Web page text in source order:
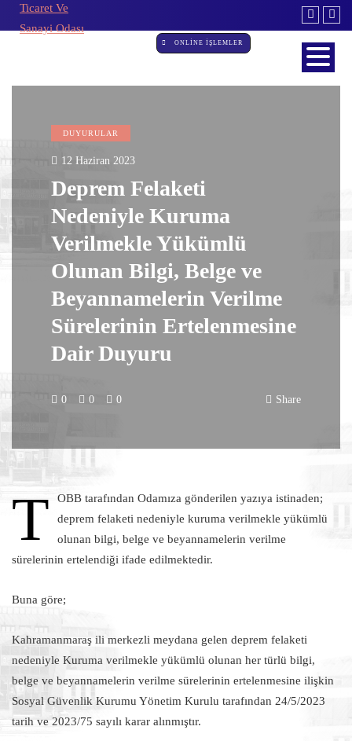
ONLİNE İŞLEMLER
DUYURULAR
12 Haziran 2023
Deprem Felaketi
Nedeniyle Kuruma
Verilmekle Yükümlü
Olunan Bilgi, Belge ve
Beyannamelerin Verilme
Sürelerinin Ertelenmesine
Dair Duyuru
0 0 0 Share
T
OBB tarafından Odamıza gönderilen yazıya istinaden;
deprem felaketi nedeniyle kuruma verilmekle yükümlü
olunan bilgi, belge ve beyannamelerin verilme
sürelerinin ertelendiği ifade edilmektedir.
Buna göre;
Kahramanmaraş ili merkezli meydana gelen deprem felaketi
nedeniyle Kuruma verilmekle yükümlü olunan her türlü bilgi,
belge ve beyannamelerin verilme sürelerinin ertelenmesine ilişkin
Sosyal Güvenlik Kurumu Yönetim Kurulu tarafından 24/5/2023
tarih ve 2023/75 sayılı karar alınmıştır.